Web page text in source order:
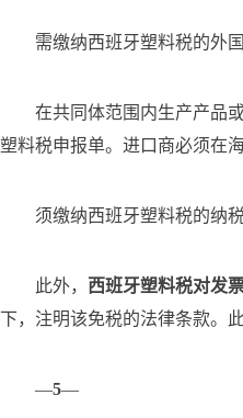
需缴纳西班牙塑料税的外
在共同体范围内生产产品
塑料税申报单。进口商必须在
须缴纳西班牙塑料税的纳
此外， 西班牙塑料税对发
下，注明该免税的法律条款。
—5—